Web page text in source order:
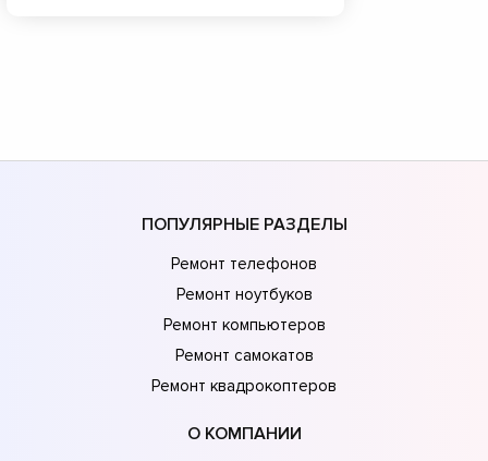
ПОПУЛЯРНЫЕ РАЗДЕЛЫ
Ремонт телефонов
Ремонт ноутбуков
Ремонт компьютеров
Ремонт самокатов
Ремонт квадрокоптеров
О КОМПАНИИ